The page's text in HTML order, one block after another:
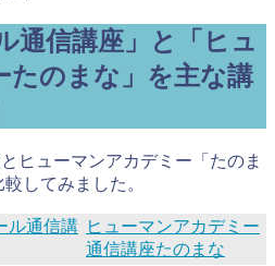
通信講座」と「ヒュ
たのまな」を主な講
ヒューマンアカデミー「たのま
してみました。
ル通信講 ヒューマンアカデミー
通信講座たのまな